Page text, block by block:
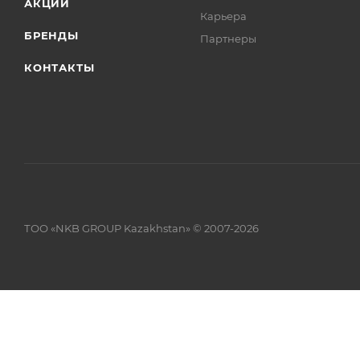
АКЦИИ
БРЕНДЫ
КОНТАКТЫ
Карьера
Партнеры
ТОО «NKB GROUP Kazakhstan» © 2007-2026